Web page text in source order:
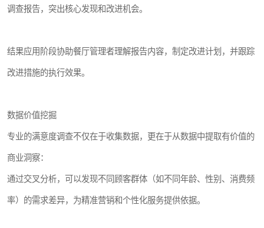
调查报告，突出核心发现和改进机会。
结果应用阶段协助餐厅管理者理解报告内容，制定改进计划，并跟踪
改进措施的执行效果。
数据价值挖掘
专业的满意度调查不仅在于收集数据，更在于从数据中提取有价值的
商业洞察：
通过交叉分析，可以发现不同顾客群体（如不同年龄、性别、消费频
率）的需求差异，为精准营销和个性化服务提供依据。